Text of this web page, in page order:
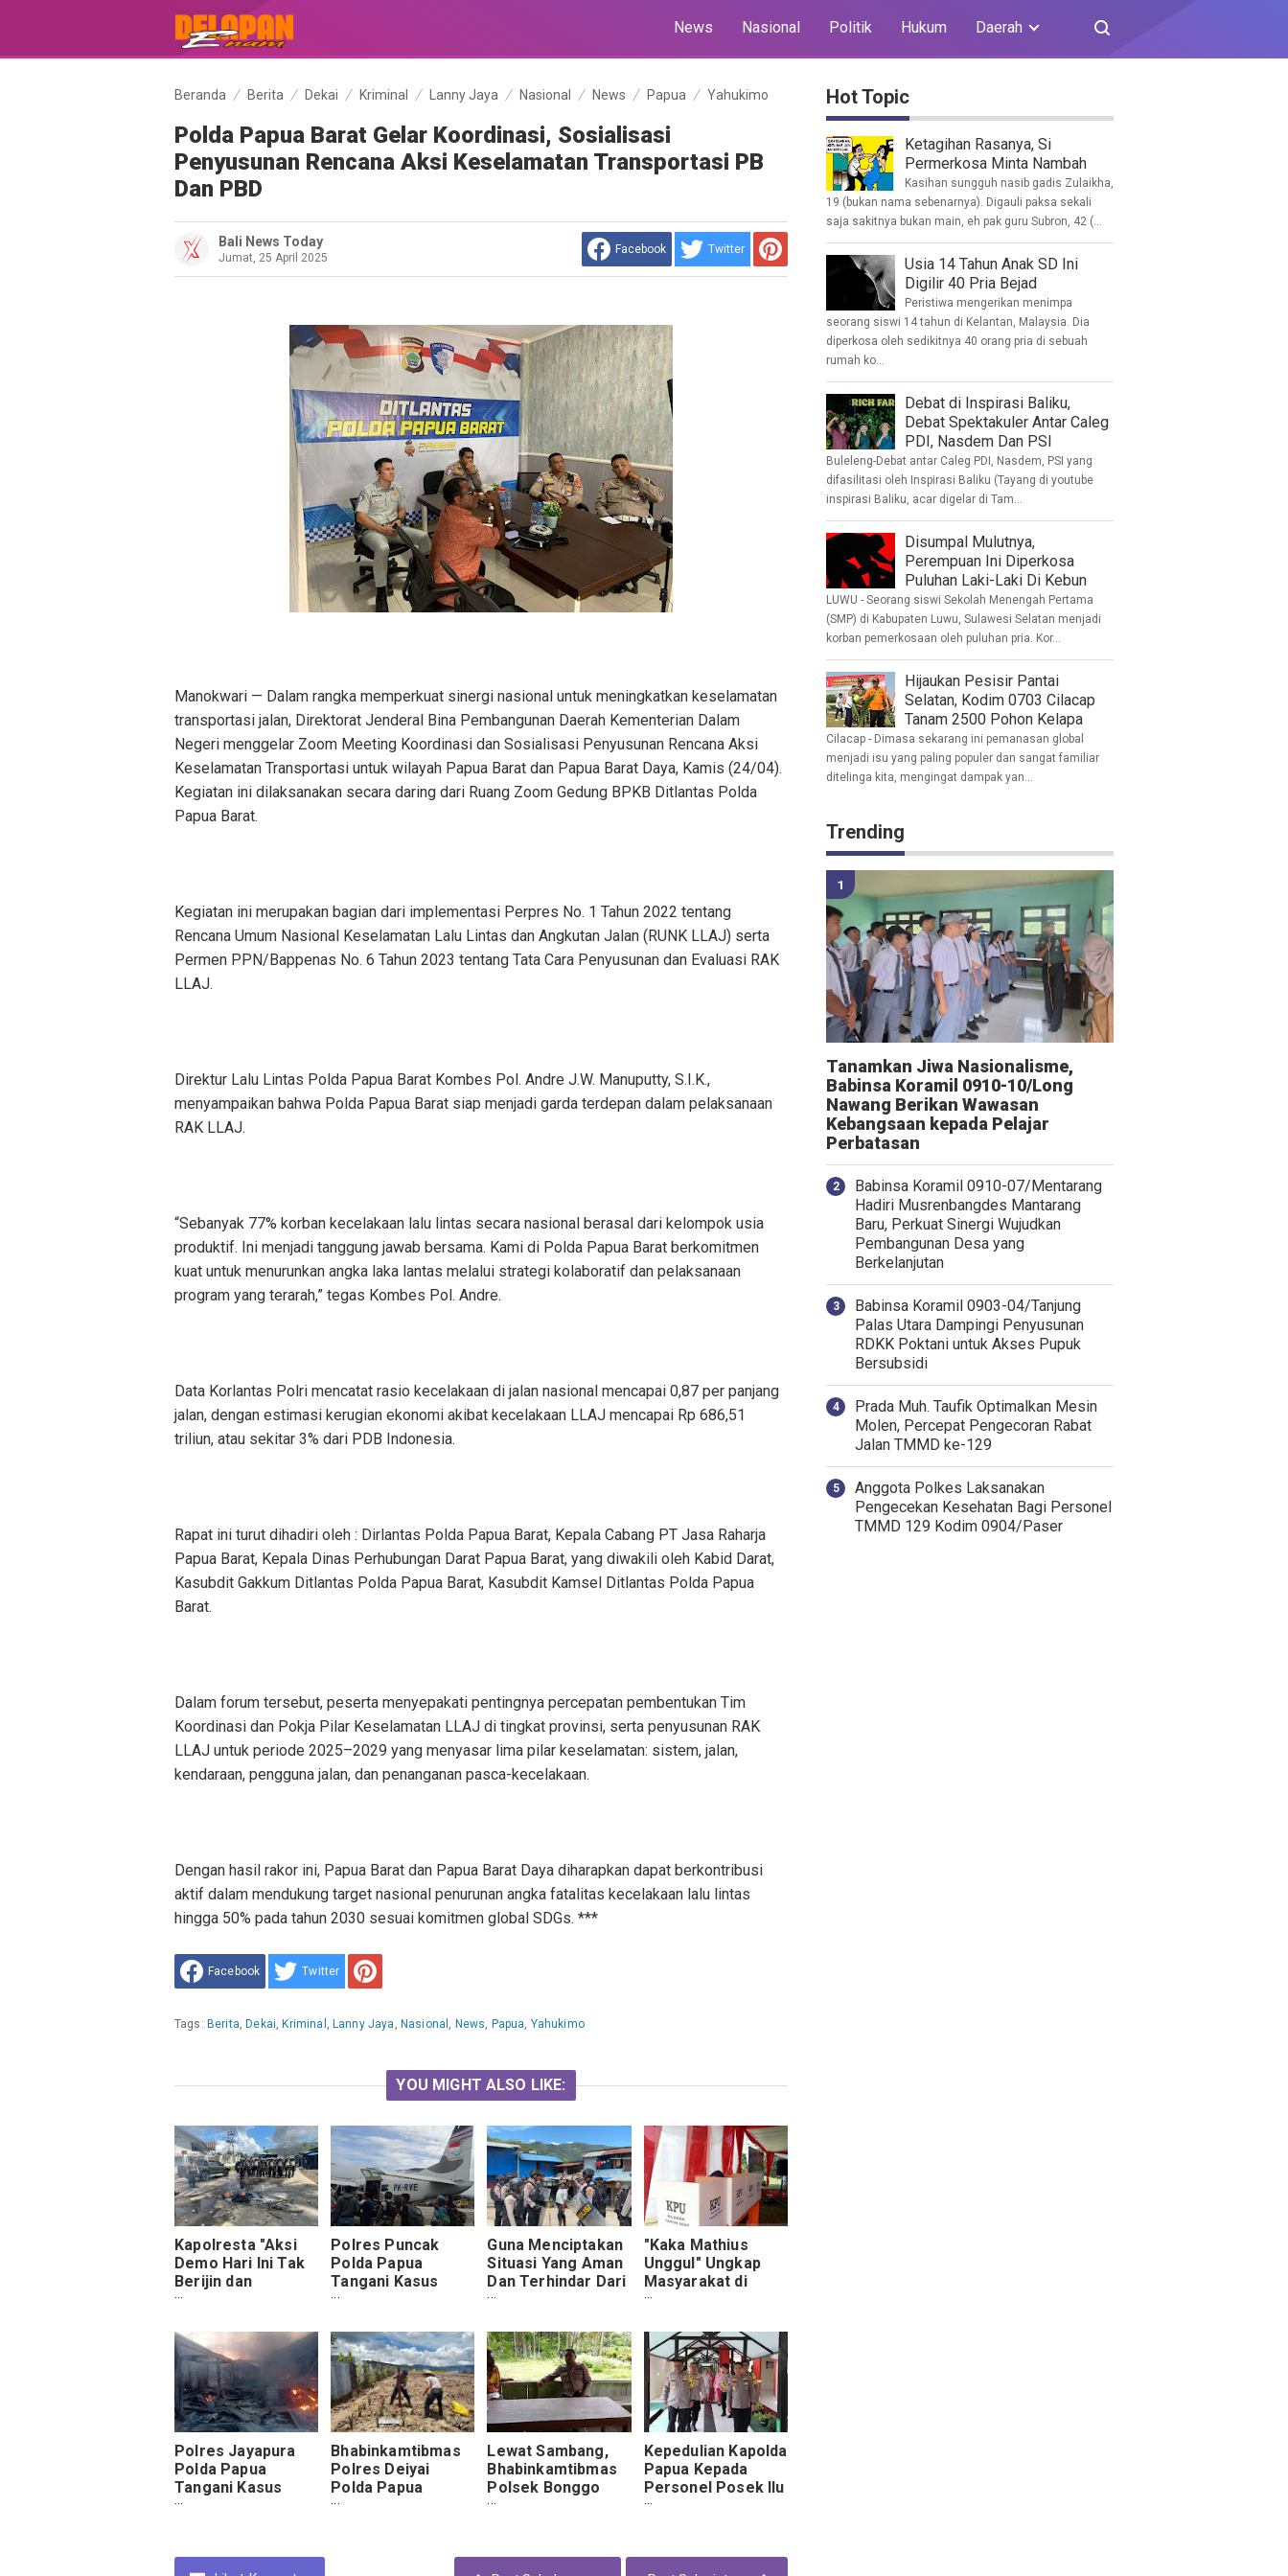
News Nasional Politik Hukum Daerah
Beranda Berita Dekai Kriminal Lanny Jaya Nasional News Papua Yahukimo
Polda Papua Barat Gelar Koordinasi, Sosialisasi
Penyusunan Rencana Aksi Keselamatan Transportasi PB
Dan PBD
Bali News Today
Jumat, 25 April 2025
Facebook Twitter
Manokwari — Dalam rangka memperkuat sinergi nasional untuk meningkatkan keselamatan
transportasi jalan, Direktorat Jenderal Bina Pembangunan Daerah Kementerian Dalam
Negeri menggelar Zoom Meeting Koordinasi dan Sosialisasi Penyusunan Rencana Aksi
Keselamatan Transportasi untuk wilayah Papua Barat dan Papua Barat Daya, Kamis (24/04).
Kegiatan ini dilaksanakan secara daring dari Ruang Zoom Gedung BPKB Ditlantas Polda
Papua Barat.
Kegiatan ini merupakan bagian dari implementasi Perpres No. 1 Tahun 2022 tentang
Rencana Umum Nasional Keselamatan Lalu Lintas dan Angkutan Jalan (RUNK LLAJ) serta
Permen PPN/Bappenas No. 6 Tahun 2023 tentang Tata Cara Penyusunan dan Evaluasi RAK
LLAJ.
Direktur Lalu Lintas Polda Papua Barat Kombes Pol. Andre J.W. Manuputty, S.I.K.,
menyampaikan bahwa Polda Papua Barat siap menjadi garda terdepan dalam pelaksanaan
RAK LLAJ.
“Sebanyak 77% korban kecelakaan lalu lintas secara nasional berasal dari kelompok usia
produktif. Ini menjadi tanggung jawab bersama. Kami di Polda Papua Barat berkomitmen
kuat untuk menurunkan angka laka lantas melalui strategi kolaboratif dan pelaksanaan
program yang terarah,” tegas Kombes Pol. Andre.
Data Korlantas Polri mencatat rasio kecelakaan di jalan nasional mencapai 0,87 per panjang
jalan, dengan estimasi kerugian ekonomi akibat kecelakaan LLAJ mencapai Rp 686,51
triliun, atau sekitar 3% dari PDB Indonesia.
Rapat ini turut dihadiri oleh : Dirlantas Polda Papua Barat, Kepala Cabang PT Jasa Raharja
Papua Barat, Kepala Dinas Perhubungan Darat Papua Barat, yang diwakili oleh Kabid Darat,
Kasubdit Gakkum Ditlantas Polda Papua Barat, Kasubdit Kamsel Ditlantas Polda Papua
Barat.
Dalam forum tersebut, peserta menyepakati pentingnya percepatan pembentukan Tim
Koordinasi dan Pokja Pilar Keselamatan LLAJ di tingkat provinsi, serta penyusunan RAK
LLAJ untuk periode 2025–2029 yang menyasar lima pilar keselamatan: sistem, jalan,
kendaraan, pengguna jalan, dan penanganan pasca-kecelakaan.
Dengan hasil rakor ini, Papua Barat dan Papua Barat Daya diharapkan dapat berkontribusi
aktif dalam mendukung target nasional penurunan angka fatalitas kecelakaan lalu lintas
hingga 50% pada tahun 2030 sesuai komitmen global SDGs. ***
Facebook Twitter
Tags: Berita, Dekai, Kriminal , Lanny Jaya , Nasional , News, Papua, Yahukimo
YOU MIGHT ALSO LIKE:
Kapolresta "Aksi
Demo Hari Ini Tak
Berijin dan
Berujung Ricuh, 4
Korban, Satu Truck
Polri Hangus
Dibakar"
Polres Puncak
Polda Papua
Tangani Kasus
Penembakan oleh
Pasar Kago Distrik
Ilaga
Guna Menciptakan
Situasi Yang Aman
Dan Terhindar Dari
Gangguan
Tolikara
Laksanakan Patroli
dan Razia Alat
Tajam
"Kaka Mathius
Unggul" Ungkap
Masyarakat di
Abepura
Polres Jayapura
Polda Papua
Tangani Kasus
Kebakaran Yang
Bhabinkamtibmas
Polres Deiyai
Polda Papua
Tengah
Lewat Sambang,
Bhabinkamtibmas
Polsek Bonggo
Polda Papua Ajak
Kondusif
Kepedulian Kapolda
Papua Kepada
Personel Posek Ilu
Polres Puncak
Hot Topic
Ketagihan Rasanya, Si
Permerkosa Minta Nambah
Kasihan sungguh nasib gadis Zulaikha,
19 (bukan nama sebenarnya). Digauli paksa sekali
saja sakitnya bukan main, eh pak guru Subron, 42 (...
Usia 14 Tahun Anak SD Ini
Digilir 40 Pria Bejad
Peristiwa mengerikan menimpa
seorang siswi 14 tahun di Kelantan, Malaysia. Dia
diperkosa oleh sedikitnya 40 orang pria di sebuah
rumah ko...
Debat di Inspirasi Baliku,
Debat Spektakuler Antar Caleg
PDI, Nasdem Dan PSI
Buleleng-Debat antar Caleg PDI, Nasdem, PSI yang
difasilitasi oleh Inspirasi Baliku (Tayang di youtube
inspirasi Baliku, acar digelar di Tam...
Disumpal Mulutnya,
Perempuan Ini Diperkosa
Puluhan Laki-Laki Di Kebun
LUWU - Seorang siswi Sekolah Menengah Pertama
(SMP) di Kabupaten Luwu, Sulawesi Selatan menjadi
korban pemerkosaan oleh puluhan pria. Kor...
Hijaukan Pesisir Pantai
Selatan, Kodim 0703 Cilacap
Tanam 2500 Pohon Kelapa
Cilacap - Dimasa sekarang ini pemanasan global
menjadi isu yang paling populer dan sangat familiar
ditelinga kita, mengingat dampak yan...
Trending
Tanamkan Jiwa Nasionalisme,
Babinsa Koramil 0910-10/Long
Nawang Berikan Wawasan
Kebangsaan kepada Pelajar
Perbatasan
Babinsa Koramil 0910-07/Mentarang
Hadiri Musrenbangdes Mantarang
Baru, Perkuat Sinergi Wujudkan
Pembangunan Desa yang
Berkelanjutan
‎Babinsa Koramil 0903-04/Tanjung
Palas Utara Dampingi Penyusunan
RDKK Poktani untuk Akses Pupuk
Bersubsidi
Prada Muh. Taufik Optimalkan Mesin
Molen, Percepat Pengecoran Rabat
Jalan TMMD ke-129
Anggota Polkes Laksanakan
Pengecekan Kesehatan Bagi Personel
TMMD 129 Kodim 0904/Paser